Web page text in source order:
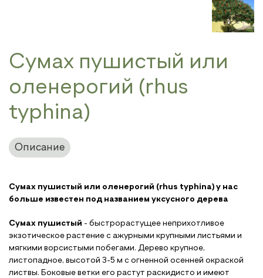
Сумах пушистый или
оленерогий (rhus
typhina)
Описание
Сумах пушистый или оленерогий (rhus typhina) у нас
больше известен под названием уксусного дерева
Сумах пушистый - быстрорастущее неприхотливое
экзотическое растение с ажурными крупными листьями и
мягкими ворсистыми побегами. Дерево крупное,
листопадное, высотой 3-5 м с огненной осенней окраской
листвы. Боковые ветки его растут раскидисто и имеют